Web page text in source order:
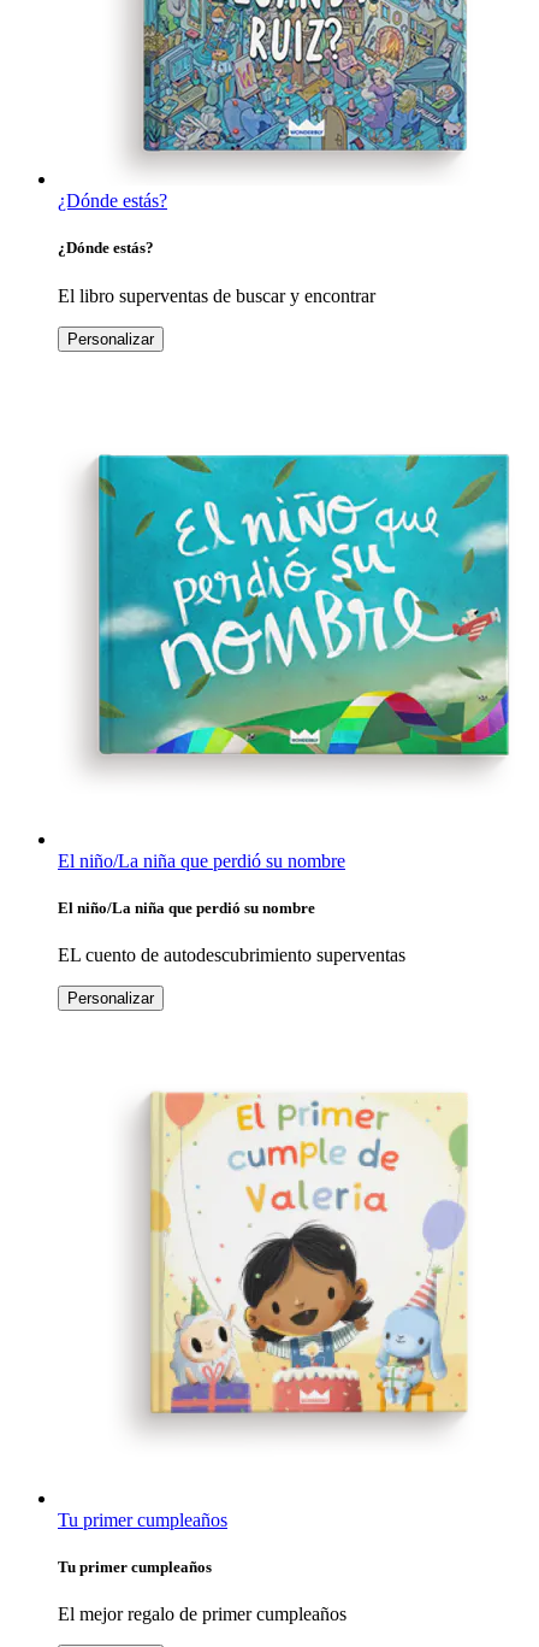
¿Dónde estás?
¿Dónde estás?
El libro superventas de buscar y encontrar
Personalizar
El niño/La niña que perdió su nombre
El niño/La niña que perdió su nombre
EL cuento de autodescubrimiento superventas
Personalizar
Tu primer cumpleaños
Tu primer cumpleaños
El mejor regalo de primer cumpleaños